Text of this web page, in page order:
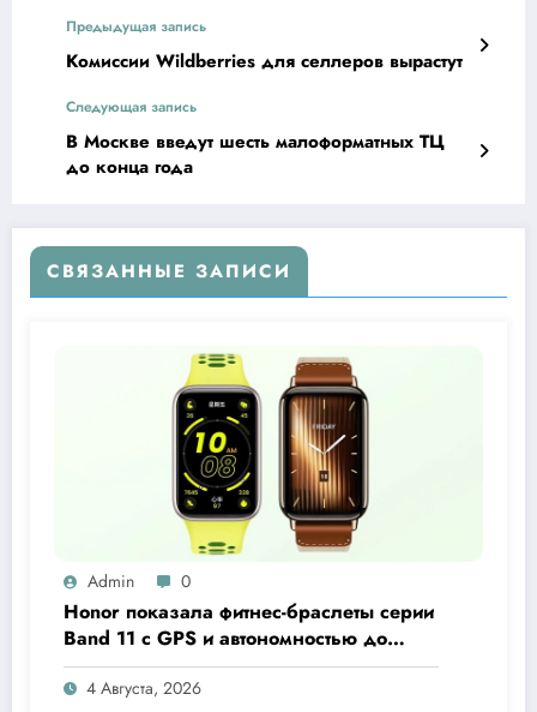
Предыдущая запись
Комиссии Wildberries для селлеров вырастут
Следующая запись
В Москве введут шесть малоформатных ТЦ
до конца года
СВЯЗАННЫЕ ЗАПИСИ
Admin 0
Honor показала фитнес-браслеты серии
Band 11 с GPS и автономностью до
26 дней
4 Августа, 2026